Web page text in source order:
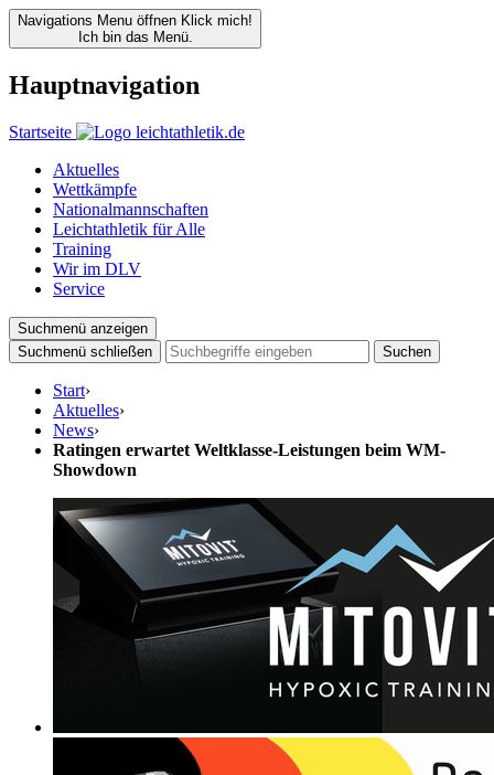
Navigations Menu öffnen Klick mich!
Ich bin das Menü.
Hauptnavigation
Startseite
Aktuelles
Wettkämpfe
Nationalmannschaften
Leichtathletik für Alle
Training
Wir im DLV
Service
Suchmenü anzeigen
Suchmenü schließen
Suchen
Start›
Aktuelles›
News›
Ratingen erwartet Weltklasse-Leistungen beim WM-
Showdown